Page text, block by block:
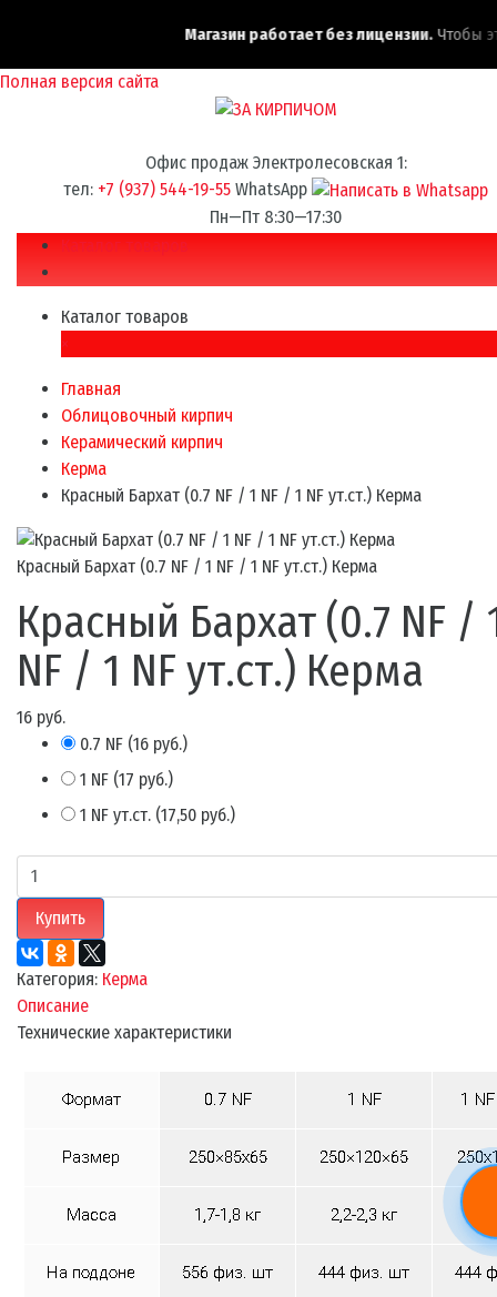
Магазин работает без лицензии.Чтобы эта
Полная версия сайта
Офис продаж Электролесовская 1:
тел: +7 (937) 544-19-55 WhatsApp
Пн—Пт 8:30—17:30
Каталог товаров
Каталог товаров
×
Главная
Облицовочный кирпич
Керамический кирпич
Керма
Красный Бархат (0.7 NF / 1 NF / 1 NF ут.ст.) Керма
Красный Бархат (0.7 NF / 1 NF / 1 NF ут.ст.) Керма
Красный Бархат (0.7 NF /
NF / 1 NF ут.ст.) Керма
16 руб.
0.7 NF (16 руб.)
1 NF (17 руб.)
1 NF ут.ст. (17,50 руб.)
Купить
Категория: Керма
Описание
Технические характеристики